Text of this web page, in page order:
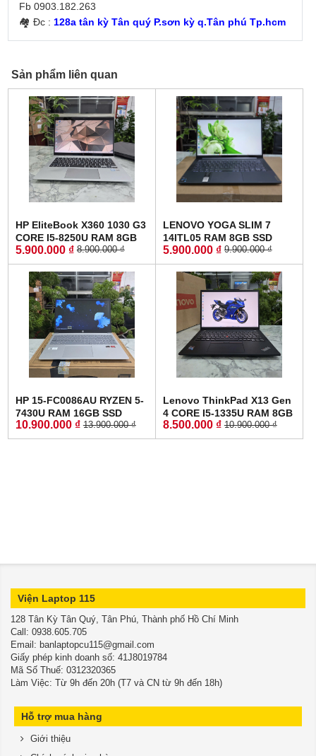
Fb 0903.182.263
🏘 Đc : 128a tân kỳ Tân quý P.sơn kỳ q.Tân phú Tp.hcm
Sản phẩm liên quan
HP EliteBook X360 1030 G3
CORE I5-8250U RAM 8GB
SSD 256GB MÀN HÌNH :
13.3INCH IPS TOUCH XOAY
GẬP 360
5.900.000 ₫ 8.900.000 ₫
LENOVO YOGA SLIM 7
14ITL05 RAM 8GB SSD
512GB MÀN HÌNH :
14"FullHD IPS
5.900.000 ₫ 9.900.000 ₫
HP 15-FC0086AU RYZEN 5-
7430U RAM 16GB SSD
512GB MÀN HÌNH : 15.6
Inch FullHD IPS
10.900.000 ₫ 13.900.000 ₫
Lenovo ThinkPad X13 Gen
4 CORE I5-1335U RAM 8GB
SSD 256GB MÀN HÌNH :
13.3 Inch WUXGA
8.500.000 ₫ 10.900.000 ₫
Viện Laptop 115
128 Tân Kỳ Tân Quý, Tân Phú, Thành phố Hồ Chí Minh
​​​​​​​Call: 0938.605.705
Email: banlaptopcu115@gmail.com
Giấy phép kinh doanh số: 41J8019784
Mã Số Thuế: 0312320365
Làm Việc: Từ 9h đến 20h (T7 và CN từ 9h đến 18h)
Hỗ trợ mua hàng
Giới thiệu